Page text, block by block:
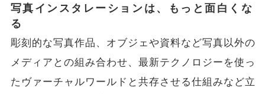
写真インスタレーションは、もっと面白くな
る
彫刻的な写真作品、オブジェや資料など写真以外の
メディアとの組み合わせ、最新テクノロジーを使っ
たヴァーチャルワールドと共存させる仕組みなど立